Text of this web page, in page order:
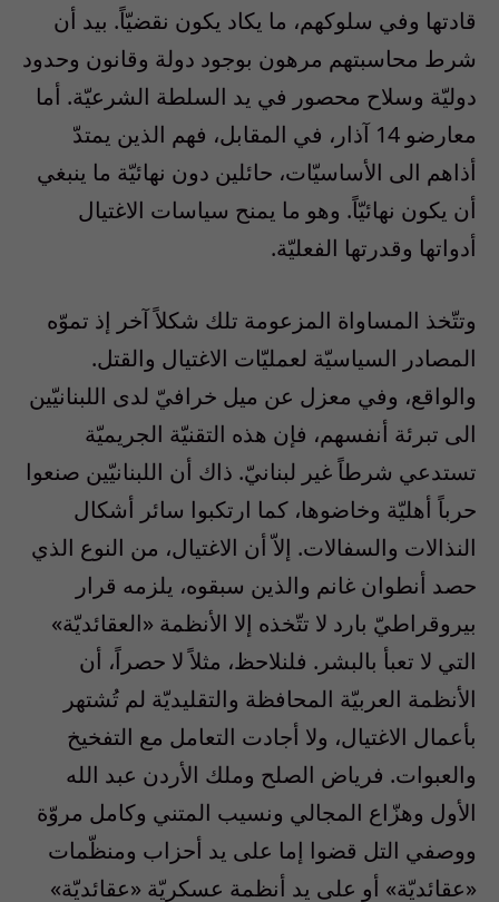
قادتها وفي سلوكهم، ما يكاد يكون نقضيّاً. بيد أن
شرط محاسبتهم مرهون بوجود دولة وقانون وحدود
دوليّة وسلاح محصور في يد السلطة الشرعيّة. أما
معارضو 14 آذار، في المقابل، فهم الذين يمتدّ
أذاهم الى الأساسيّات، حائلين دون نهائيّة ما ينبغي
أن يكون نهائيّاً. وهو ما يمنح سياسات الاغتيال
أدواتها وقدرتها الفعليّة.
وتتّخذ المساواة المزعومة تلك شكلاً آخر إذ تموّه
المصادر السياسيّة لعمليّات الاغتيال والقتل.
والواقع، وفي معزل عن ميل خرافيّ لدى اللبنانيّين
الى تبرئة أنفسهم، فإن هذه التقنيّة الجريميّة
تستدعي شرطاً غير لبنانيّ. ذاك أن اللبنانيّين صنعوا
حرباً أهليّة وخاضوها، كما ارتكبوا سائر أشكال
النذالات والسفالات. إلاّ أن الاغتيال، من النوع الذي
حصد أنطوان غانم والذين سبقوه، يلزمه قرار
بيروقراطيّ بارد لا تتّخذه إلا الأنظمة «العقائديّة»
التي لا تعبأ بالبشر. فلنلاحظ، مثلاً لا حصراً، أن
الأنظمة العربيّة المحافظة والتقليديّة لم تُشتهر
بأعمال الاغتيال، ولا أجادت التعامل مع التفخيخ
والعبوات. فرياض الصلح وملك الأردن عبد الله
الأول وهزّاع المجالي ونسيب المتني وكامل مروّة
ووصفي التل قضوا إما على يد أحزاب ومنظّمات
«عقائديّة» أو على يد أنظمة عسكريّة «عقائديّة»